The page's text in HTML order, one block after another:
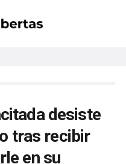
desiste
tras recibir
en su